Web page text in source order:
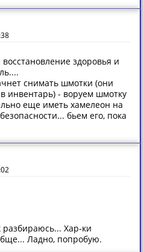
здоровья и
снимать шмотки (они
инвентарь) - воруем шмотку
еще иметь хамелеон на
бьем его, пока
Хар-ки
Ладно, попробую.